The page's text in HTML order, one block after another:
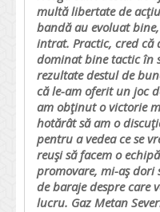
multă libertate de
bandă au evoluat
intrat. Practic, cred că
dominat bine tactic în
rezultate destul de
că le-am oferit un joc
am obţinut o victorie
hotărât să am o
pentru a vedea ce se
reuşi să facem o
promovare, mi-aş dori
de baraje despre care
lucru. Gaz Metan